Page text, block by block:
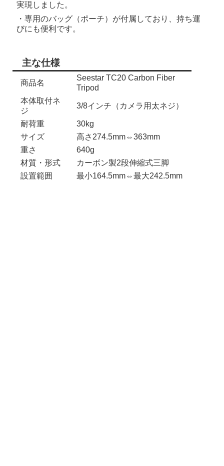
実現しました。
・専用のバッグ（ポーチ）が付属しており、持ち運
びにも便利です。
主な仕様
商品名
Seestar TC20 Carbon Fiber
Tripod
本体取付ネ
ジ
3/8インチ（カメラ用太ネジ）
耐荷重
30kg
サイズ
高さ274.5mm⇔363mm
重さ
640g
材質・形式
カーボン製2段伸縮式三脚
設置範囲
最小164.5mm⇔最大242.5mm